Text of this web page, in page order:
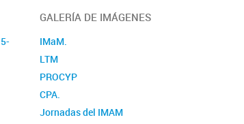
GALERÍA DE IMÁGENES
IMaM.
LTM
PROCYP
CPA.
Jornadas del IMAM